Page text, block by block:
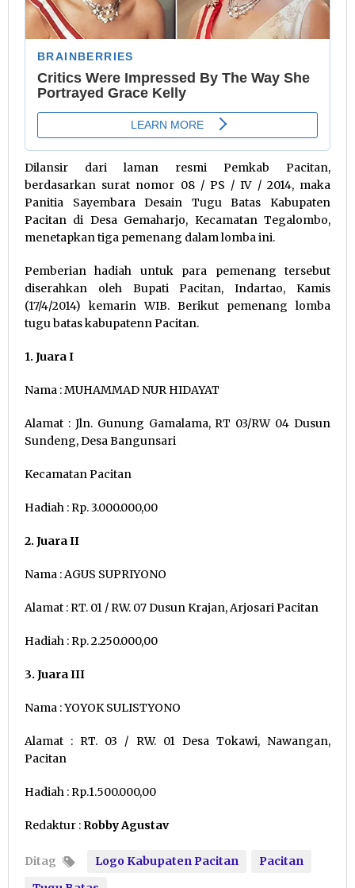
Dilansir dari laman resmi Pemkab Pacitan,
berdasarkan surat nomor 08 / PS / IV / 2014, maka
Panitia Sayembara Desain Tugu Batas Kabupaten
Pacitan di Desa Gemaharjo, Kecamatan Tegalombo,
menetapkan tiga pemenang dalam lomba ini.
Pemberian hadiah untuk para pemenang tersebut
diserahkan oleh Bupati Pacitan, Indartao, Kamis
(17/4/2014) kemarin WIB. Berikut pemenang lomba
tugu batas kabupatenn Pacitan.
1. Juara I
Nama : MUHAMMAD NUR HIDAYAT
Alamat : Jln. Gunung Gamalama, RT 03/RW 04 Dusun
Sundeng, Desa Bangunsari
Kecamatan Pacitan
Hadiah : Rp. 3.000.000,00
2. Juara II
Nama : AGUS SUPRIYONO
Alamat : RT. 01 / RW. 07 Dusun Krajan, Arjosari Pacitan
Hadiah : Rp. 2.250.000,00
3. Juara III
Nama : YOYOK SULISTYONO
Alamat : RT. 03 / RW. 01 Desa Tokawi, Nawangan,
Pacitan
Hadiah : Rp.1.500.000,00
Redaktur : Robby Agustav
Ditag Logo Kabupaten Pacitan
Pacitan